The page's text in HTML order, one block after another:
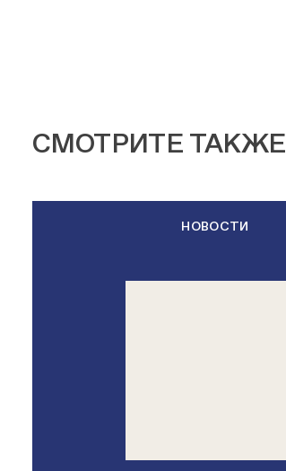
СМОТРИТЕ ТАКЖЕ
НОВОСТИ